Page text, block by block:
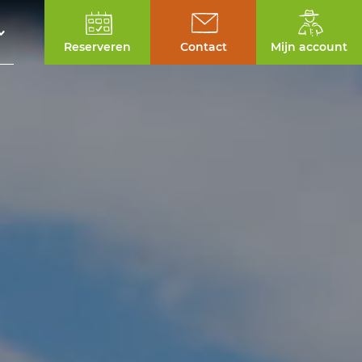
Reserveren Contact Mijn account